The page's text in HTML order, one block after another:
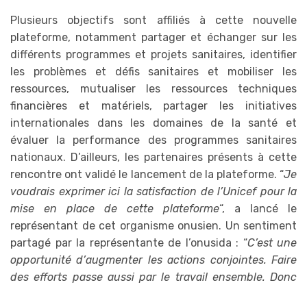
Plusieurs objectifs sont affiliés à cette nouvelle
plateforme, notamment partager et échanger sur les
différents programmes et projets sanitaires, identifier
les problèmes et défis sanitaires et mobiliser les
ressources, mutualiser les ressources techniques
financières et matériels, partager les initiatives
internationales dans les domaines de la santé et
évaluer la performance des programmes sanitaires
nationaux. D’ailleurs, les partenaires présents à cette
rencontre ont validé le lancement de la plateforme. “Je
voudrais exprimer ici la satisfaction de l’Unicef pour la
mise en place de cette plateforme“, a lancé le
représentant de cet organisme onusien. Un sentiment
partagé par la représentante de l’onusida : “C’est une
opportunité d’augmenter les actions conjointes. Faire
des efforts passe aussi par le travail ensemble. Donc